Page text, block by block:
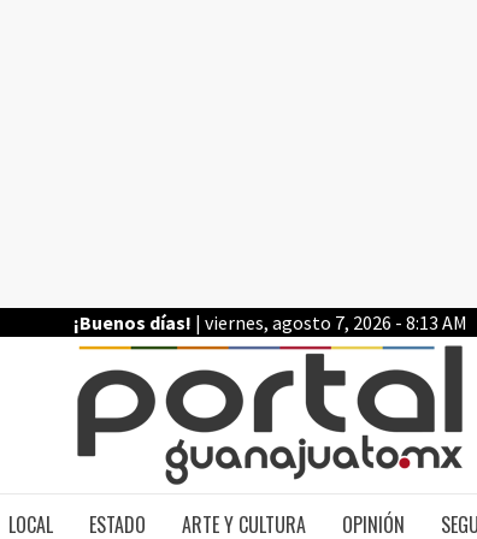
¡Buenos días! | viernes, agosto 7, 2026 - 8:13 AM
LOCAL ESTADO ARTE Y CULTURA OPINIÓN